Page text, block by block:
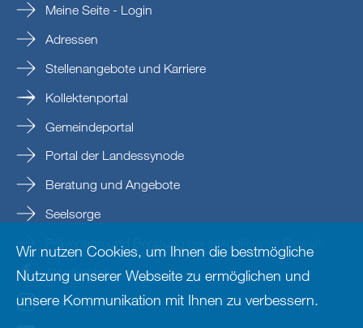
Meine Seite - Login
Adressen
Stellenangebote und Karriere
Kollektenportal
Gemeindeportal
Portal der Landessynode
Beratung und Angebote
Seelsorge
Prävention und Beratung bei sexualisierter Gewalt
Nordkirche
nordkirche
Wir nutzen Cookies, um Ihnen die bestmögliche
Nutzung unserer Webseite zu ermöglichen und
unsere Kommunikation mit Ihnen zu verbessern.